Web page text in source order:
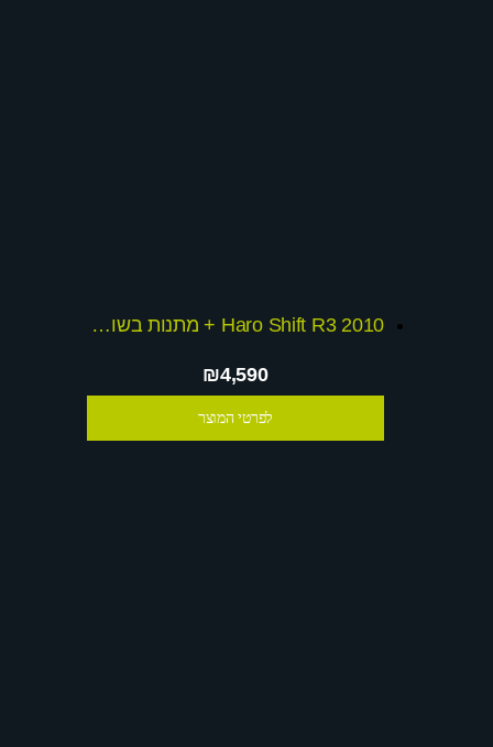
Haro Shift R3 2010 + מתנות בשווי 1000 ש
₪4,590
לפרטי המוצר